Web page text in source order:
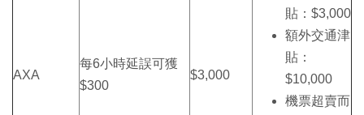
AXA
每6小時延誤可獲
$300
$3,000
貼：$3,000
額外交通津
貼：
$10,000
機票超賣而